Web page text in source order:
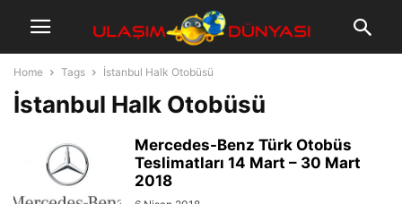
Home Tags İstanbul Halk Otobüsü
İstanbul Halk Otobüsü
Mercedes-Benz Türk Otobüs
Teslimatları 14 Mart – 30 Mart
2018